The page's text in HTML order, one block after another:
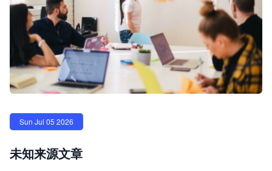
Sun Jul 05 2026
未知来源文章